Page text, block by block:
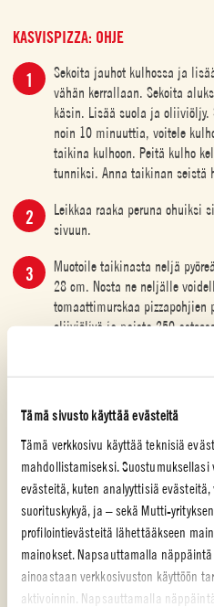
Tämä sivusto käyttää evästeitä
Tämä verkkosivu käyttää teknisiä
mahdollistamiseksi.
evästeitä, kuten analyyttisiä
suorituskykyä, ja – sekä Mutti-
profilointievästeitä lähettääkseen
mainokset. Napsauttamalla
ainoastaan verkkosivuston käyttöön
aktivoinnin. Napsauttamalla näppäintä
KASVISPIZZA: OHJE
Sekoita jauhot kulhossa ja
vähän kerrallaan. Sekoita
käsin. Lisää suola ja
noin 10 minuuttia, voitele
taikina kulhoon. Peitä kulho
tunniksi. Anna taikinan seistä
Leikkaa raaka peruna ohuiksi
sivuun.
Muotoile taikinasta neljä
28 cm. Nosta ne neljälle
tomaattimurskaa pizzapohjien
oliiviöljyä ja paista 250
Ota pizzat pois uunista ja
ja rosmariini.
Laita pizzat takaisin uuniin ja
Ota pizzat pois uunista, lisää
SPESIAALI TILAISUUS, PÄÄRUOKA